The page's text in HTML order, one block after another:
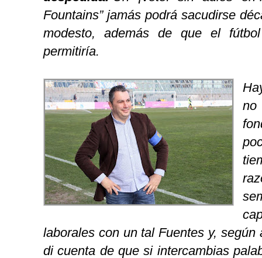
Fountains” jamás podrá sacudirse
modesto, además de que el
permitiría.
no
laborales con un tal Fuentes y, según
di cuenta de que si intercambias